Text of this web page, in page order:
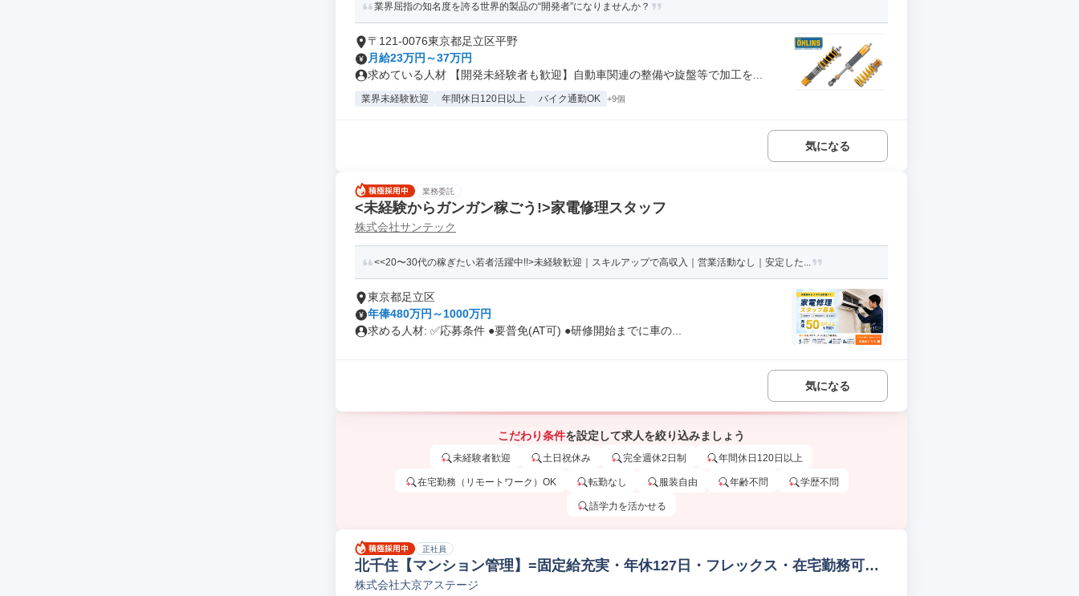
業界屈指の知名度を誇る世界的製品の“開発者”になりませんか？
〒121-0076東京都足立区平野
月給23万円～37万円
求めている人材 【開発未経験者も歓迎】自動車関連の整備や旋盤等で加工を...
業界未経験歓迎 年間休日120日以上 バイク通勤OK +9個
気になる
業務委託
<未経験からガンガン稼ごう!>家電修理スタッフ
株式会社サンテック
<<20〜30代の稼ぎたい若者活躍中!!>未経験歓迎｜スキルアップで高収入｜営業活動なし｜安定した...
東京都足立区
年俸480万円～1000万円
求める人材: ✅️応募条件 ●要普免(AT可) ●研修開始までに車の...
気になる
こだわり条件を設定して求人を絞り込みましょう
未経験者歓迎 土日祝休み 完全週休2日制 年間休日120日以上
在宅勤務（リモートワーク）OK 転勤なし 服装自由 年齢不問 学歴不問
語学力を活かせる
正社員
北千住【マンション管理】=固定給充実・年休127日・フレックス・在宅勤務可能=
不動産マンション管理員
株式会社大京アステージ